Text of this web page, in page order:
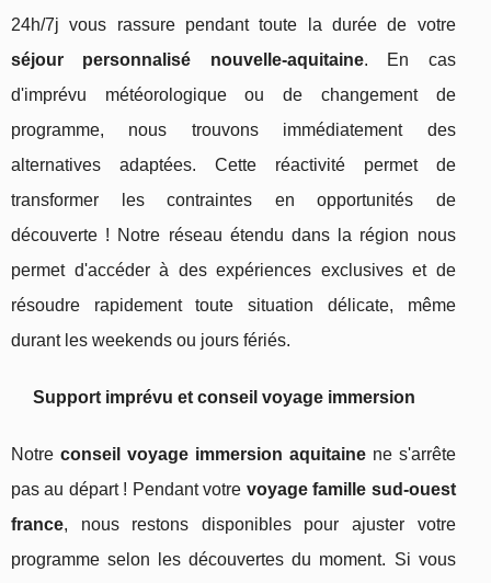
24h/7j vous rassure pendant toute la durée de votre
séjour personnalisé nouvelle-aquitaine. En cas
d'imprévu météorologique ou de changement de
programme, nous trouvons immédiatement des
alternatives adaptées. Cette réactivité permet de
transformer les contraintes en opportunités de
découverte ! Notre réseau étendu dans la région nous
permet d'accéder à des expériences exclusives et de
résoudre rapidement toute situation délicate, même
durant les weekends ou jours fériés.
Support imprévu et conseil voyage immersion
Notre conseil voyage immersion aquitainene s'arrête
pas au départ ! Pendant votre voyage famille sud-ouest
france, nous restons disponibles pour ajuster votre
programme selon les découvertes du moment. Si vous